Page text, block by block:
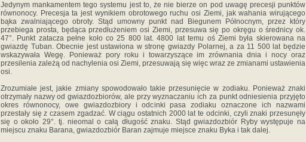
Jedynym mankamentem tego systemu jest to, że nie bierze on pod uwagę precesji punktów
równonocy. Precesja ta jest wynikiem obrotowego ruchu osi Ziemi, jak wahania wirującego
bąka zwalniającego obroty. Stąd umowny punkt nad Biegunem Północnym, przez który
przebiega prosta, będąca przedłużeniem osi Ziemi, przesuwa się po okręgu o średnicy ok.
47°. Punkt zatacza pełne koło co 25 800 lat. 4800 lat temu oś Ziemi była skierowana na
gwiazdę Tuban. Obecnie jest ustawiona w stronę gwiazdy Polarnej, a za 11 500 lat będzie
wskazywała Wegę. Ponieważ pory roku i towarzyszące im zrównania dnia i nocy oraz
przesilenia zależą od nachylenia osi Ziemi, przesuwają się więc wraz ze zmianami ustawienia
osi.
Zrozumiałe jest, jakie zmiany spowodowało takie przesunięcie w zodiaku. Ponieważ znaki
otrzymały nazwy od gwiazdozbiorów, ale przy wyznaczaniu ich za punkt odniesienia przyjęto
okres równonocy, owe gwiazdozbiory i odcinki pasa zodiaku oznaczone ich nazwami
przestały się z czasem zgadzać. W ciągu ostatnich 2000 lat te odcinki, czyli znaki przesunęły
się o około 29°. tj. nieomal o całą długość znaku. Stąd gwiazdozbiór Ryby występuje na
miejscu znaku Barana, gwiazdozbiór Baran zajmuje miejsce znaku Byka i tak dalej.